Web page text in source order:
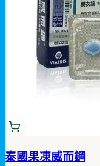
泰國果凍威而鋼